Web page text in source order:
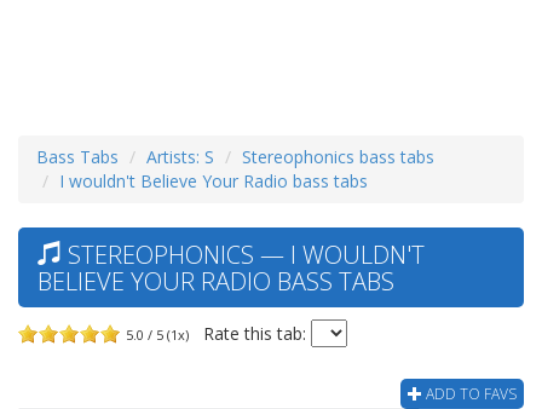
Bass Tabs Artists: S
Stereophonics bass tabs
I wouldn't Believe Your Radio bass tabs
STEREOPHONICS — I WOULDN'T
BELIEVE YOUR RADIO BASS TABS
5.0 / 5 (1x) Rate this tab:
ADD TO FAVS